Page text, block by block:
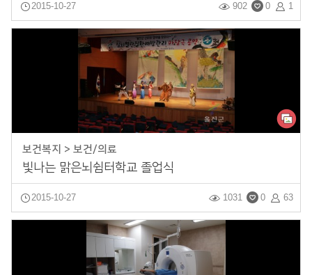
2015-10-27 1
0
902
보건복지 > 보건/의료
빛나는 맑은뇌쉼터학교 졸업식
2015-10-27 63
0
1031